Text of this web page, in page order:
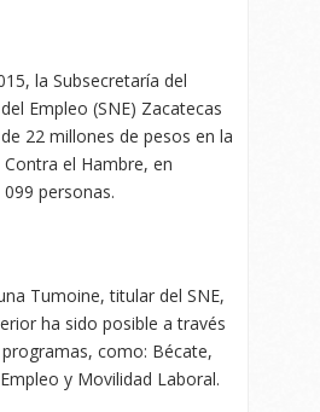
la Subsecretaría del
Empleo (SNE) Zacatecas
22 millones de pesos en la
el Hambre, en
personas.
Tumoine, titular del SNE,
ha sido posible a través
como: Bécate,
y Movilidad Laboral.